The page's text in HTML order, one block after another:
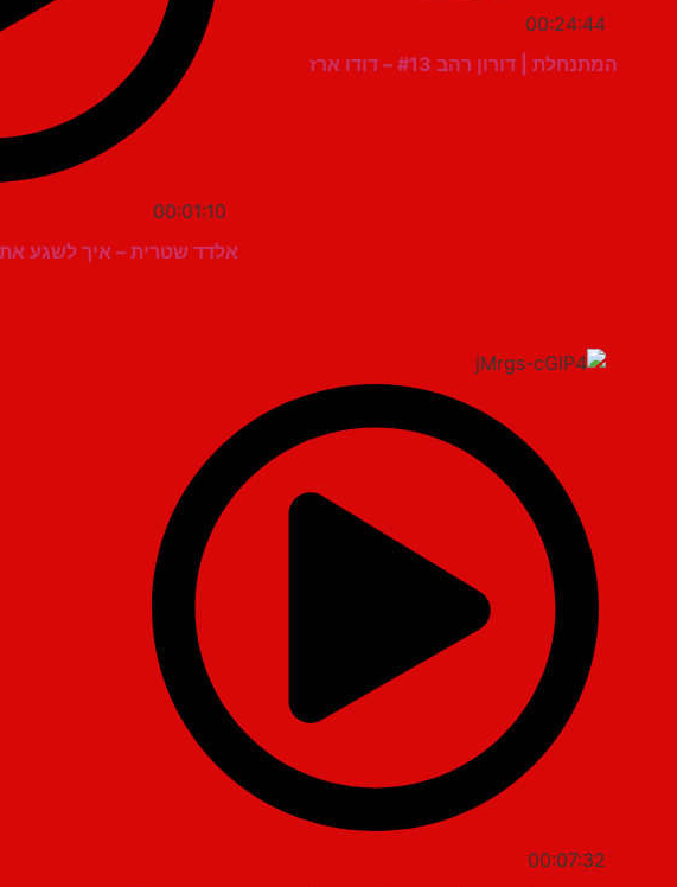
00:24:44
המתנחלת | דורון רהב #13 – דודו ארז
00:01:10
אלדד שטרית – איך לשגע
00:07:32